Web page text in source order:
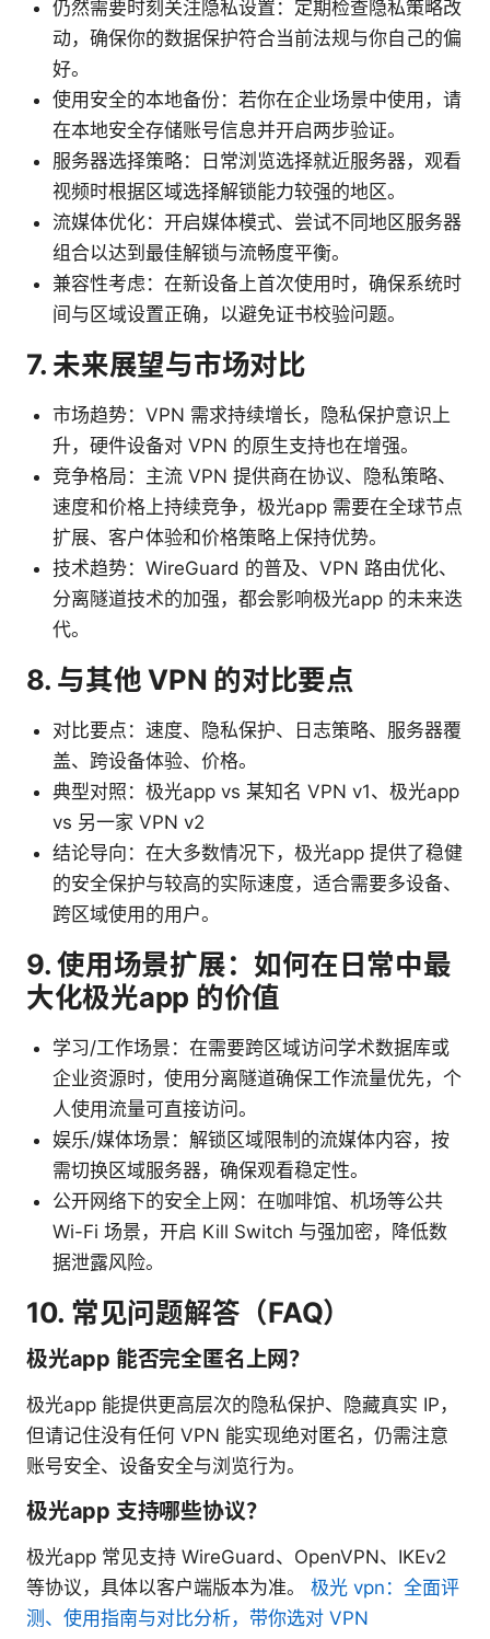
仍然需要时刻关注隐私设置：定期检查隐私策略改
动，确保你的数据保护符合当前法规与你自己的偏
好。
使用安全的本地备份：若你在企业场景中使用，请
在本地安全存储账号信息并开启两步验证。
服务器选择策略：日常浏览选择就近服务器，观看
视频时根据区域选择解锁能力较强的地区。
流媒体优化：开启媒体模式、尝试不同地区服务器
组合以达到最佳解锁与流畅度平衡。
兼容性考虑：在新设备上首次使用时，确保系统时
间与区域设置正确，以避免证书校验问题。
7. 未来展望与市场对比
市场趋势：VPN 需求持续增长，隐私保护意识上
升，硬件设备对 VPN 的原生支持也在增强。
竞争格局：主流 VPN 提供商在协议、隐私策略、
速度和价格上持续竞争，极光app 需要在全球节点
扩展、客户体验和价格策略上保持优势。
技术趋势：WireGuard 的普及、VPN 路由优化、
分离隧道技术的加强，都会影响极光app 的未来迭
代。
8. 与其他 VPN 的对比要点
对比要点：速度、隐私保护、日志策略、服务器覆
盖、跨设备体验、价格。
典型对照：极光app vs 某知名 VPN v1、极光app
vs 另一家 VPN v2
结论导向：在大多数情况下，极光app 提供了稳健
的安全保护与较高的实际速度，适合需要多设备、
跨区域使用的用户。
9. 使用场景扩展：如何在日常中最
大化极光app 的价值
学习/工作场景：在需要跨区域访问学术数据库或
企业资源时，使用分离隧道确保工作流量优先，个
人使用流量可直接访问。
娱乐/媒体场景：解锁区域限制的流媒体内容，按
需切换区域服务器，确保观看稳定性。
公开网络下的安全上网：在咖啡馆、机场等公共
Wi-Fi 场景，开启 Kill Switch 与强加密，降低数
据泄露风险。
10. 常见问题解答（FAQ）
极光app 能否完全匿名上网？
极光app 能提供更高层次的隐私保护、隐藏真实 IP，
但请记住没有任何 VPN 能实现绝对匿名，仍需注意
账号安全、设备安全与浏览行为。
极光app 支持哪些协议？
极光app 常见支持 WireGuard、OpenVPN、IKEv2
等协议，具体以客户端版本为准。 极光 vpn：全面评
测、使用指南与对比分析，带你选对 VPN